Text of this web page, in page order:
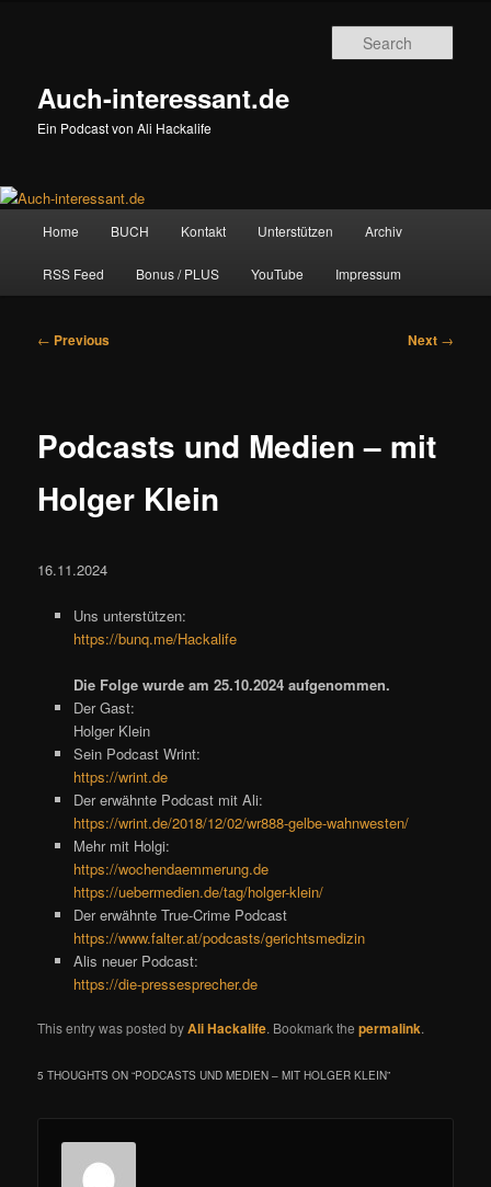
Auch-interessant.de
Ein Podcast von Ali Hackalife
Home BUCH Kontakt Unterstützen Archiv
RSS Feed Bonus / PLUS YouTube Impressum
Post
← Previous Next →
Podcasts und Medien – mit
Holger Klein
16.11.2024
Uns unterstützen:
https://bunq.me/Hackalife
Die Folge wurde am 25.10.2024 aufgenommen.
Der Gast:
Holger Klein
Sein Podcast Wrint:
https://wrint.de
Der erwähnte Podcast mit Ali:
https://wrint.de/2018/12/02/wr888-gelbe-wahnwesten/
Mehr mit Holgi:
https://wochendaemmerung.de
https://uebermedien.de/tag/holger-klein/
Der erwähnte True-Crime Podcast
https://www.falter.at/podcasts/gerichtsmedizin
Alis neuer Podcast:
https://die-pressesprecher.de
This entry was posted byAli Hackalife. Bookmark thepermalink.
5 THOUGHTS ON “PODCASTS UND MEDIEN – MIT HOLGER KLEIN”